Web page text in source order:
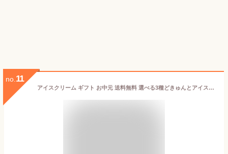
no. 11
アイスクリーム ギフト お中元 送料無料 選べる3種どきゅんとアイス合計15本 [ アイス アイスクリーム 白くま 果肉いっぱい どきゅんと 生アイスキャンディ 送料無料 スイーツ ] お取り寄せスイーツ